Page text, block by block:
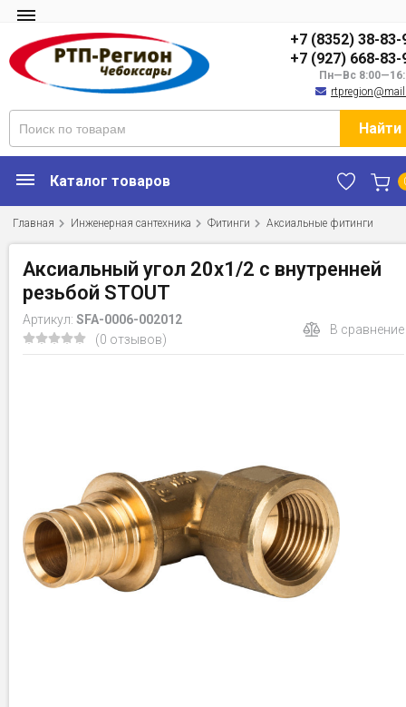
+7 (8352) 38-83-
+7 (927) 668-83-
Пн—Вс
Найти
Каталог товаров
Главная Инженерная сантехника Фитинги Аксиальные фитинги
Аксиальный угол 20x1/2 с внутренней
резьбой STOUT
Артикул: SFA-0006-002012
(0 отзывов)
В сравнение